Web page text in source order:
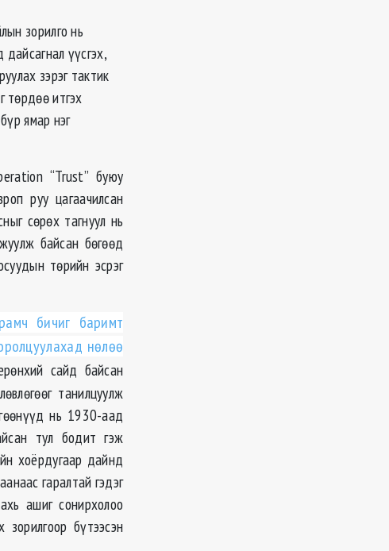
зорилго нь
үүсгэх,
зэрэг тактик
төрдөө итгэх
ямар нэг
“Trust” буюу
руу цагаачилсан
сөрөх тагнуул нь
байсан бөгөөд
төрийн эсрэг
бичиг баримт
нөлөө
сайд байсан
танилцуулж
нь 1930-аад
тул бодит гэж
хоёрдугаар дайнд
гаралтай гэдэг
ашиг сонирхолоо
бүтээсэн